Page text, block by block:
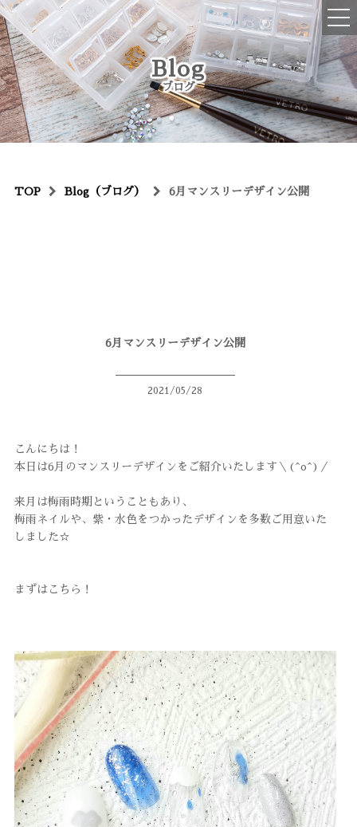
ご予約・お問い合わせはコチラ
045-516-2076
OPEN : 10:00~19:00
CLOSED : 不定休、年末年始
コンサル
イベント
スタッフ
Blog
ブログ
TOP Blog（ブログ） 6月マンスリーデザイン公開
6月マンスリーデザイン公開
2021/05/28
こんにちは！
本日は6月のマンスリーデザインをご紹介いたします＼(^o^)／
来月は梅雨時期ということもあり、
梅雨ネイルや、紫・水色をつかったデザインを多数ご用意いた
しました☆
まずはこちら！